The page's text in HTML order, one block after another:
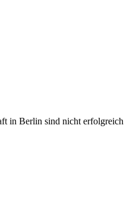
in Berlin sind nicht erfolgreich